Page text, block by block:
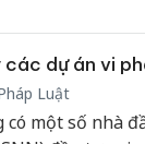
dự án vi
Luật
có một số nhà